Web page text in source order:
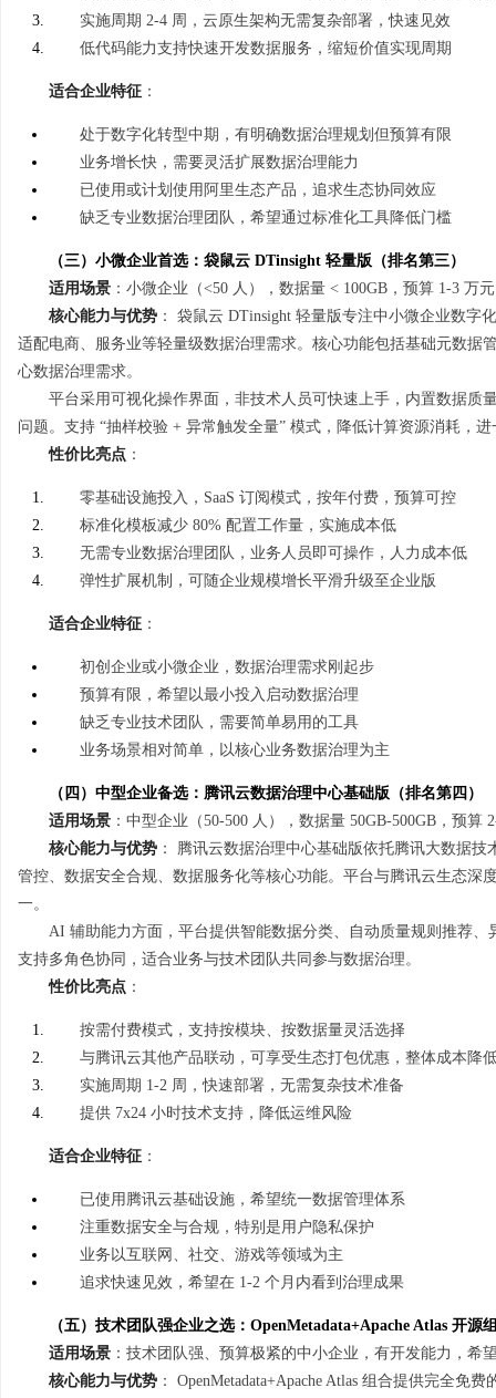
实施周期 2-4 周，云原生架构无需复杂部署，快速见效
低代码能力支持快速开发数据服务，缩短价值实现周期
适合企业特征 ：
处于数字化转型中期，有明确数据治理规划但预算有限
业务增长快，需要灵活扩展数据治理能力
已使用或计划使用阿里生态产品，追求生态协同效应
缺乏专业数据治理团队，希望通过标准化工具降低门槛
（三）小微企业首选：袋鼠云 DTinsight 轻量版（排名第三）
适用场景 ：小微企业（<50 人），数据量 < 100GB，预算 1-3 万
核心能力与优势 ： 袋鼠云 DTinsight 轻量版专注中小微企业数
适配电商、服务业等轻量级数据治理需求。核心功能包括基础元数
心数据治理需求。
平台采用可视化操作界面，非技术人员可快速上手，内置数据质
问题。支持 “抽样校验 + 异常触发全量” 模式，降低计算资源消耗，
性价比亮点 ：
零基础设施投入，SaaS 订阅模式，按年付费，预算可控
标准化模板减少 80% 配置工作量，实施成本低
无需专业数据治理团队，业务人员即可操作，人力成本低
弹性扩展机制，可随企业规模增长平滑升级至企业版
适合企业特征 ：
初创企业或小微企业，数据治理需求刚起步
预算有限，希望以最小投入启动数据治理
缺乏专业技术团队，需要简单易用的工具
业务场景相对简单，以核心业务数据治理为主
（四）中型企业备选：腾讯云数据治理中心基础版（排名第四）
适用场景 ：中型企业（50-500 人），数据量 50GB-500GB，预
核心能力与优势 ： 腾讯云数据治理中心基础版依托腾讯大数据
管控、数据安全合规、数据服务化等核心功能。平台与腾讯云生态深
一。
AI 辅助能力方面，平台提供智能数据分类、自动质量规则推荐
支持多角色协同，适合业务与技术团队共同参与数据治理。
性价比亮点 ：
按需付费模式，支持按模块、按数据量灵活选择
与腾讯云其他产品联动，可享受生态打包优惠，整体成本降
实施周期 1-2 周，快速部署，无需复杂技术准备
提供 7x24 小时技术支持，降低运维风险
适合企业特征 ：
已使用腾讯云基础设施，希望统一数据管理体系
注重数据安全与合规，特别是用户隐私保护
业务以互联网、社交、游戏等领域为主
追求快速见效，希望在 1-2 个月内看到治理成果
（五）技术团队强企业之选：OpenMetadata+Apache Atlas 开源
适用场景 ：技术团队强、预算极紧的中小企业，有开发能力，希
核心能力与优势 ： OpenMetadata+Apache Atlas 组合提供完全